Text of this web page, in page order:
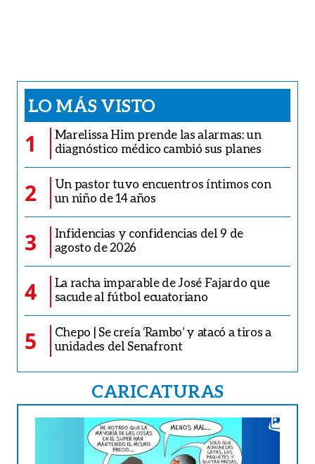
LO MÁS VISTO
1
Marelissa Him prende las alarmas: un
diagnóstico médico cambió sus planes
2
Un pastor tuvo encuentros íntimos con
un niño de 14 años
3
Infidencias y confidencias del 9 de
agosto de 2026
4
La racha imparable de José Fajardo que
sacude al fútbol ecuatoriano
5
Chepo | Se creía ‘Rambo’ y atacó a tiros a
unidades del Senafront
CARICATURAS